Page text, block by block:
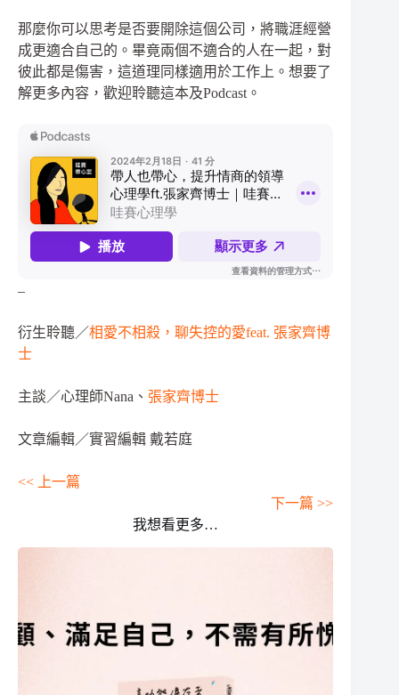
那麼你可以思考是否要開除這個公司，將職涯經營
成更適合自己的。畢竟兩個不適合的人在一起，對
彼此都是傷害，這道理同樣適用於工作上。想要了
解更多內容，歡迎聆聽這本及Podcast。
–
衍生聆聽／相愛不相殺，聊失控的愛feat. 張家齊博
士
主談／心理師Nana、 張家齊博士
文章編輯／實習編輯 戴若庭
<< 上一篇
下一篇 >>
我想看更多…